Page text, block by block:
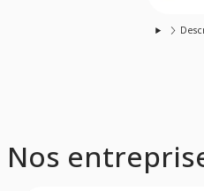
Nos